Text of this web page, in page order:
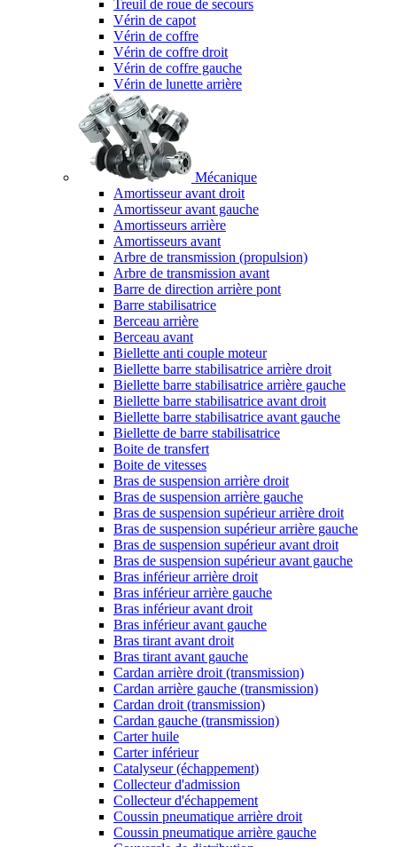
Treuil de roue de secours
Vérin de capot
Vérin de coffre
Vérin de coffre droit
Vérin de coffre gauche
Vérin de lunette arrière
Mécanique
Amortisseur avant droit
Amortisseur avant gauche
Amortisseurs arrière
Amortisseurs avant
Arbre de transmission (propulsion)
Arbre de transmission avant
Barre de direction arrière pont
Barre stabilisatrice
Berceau arrière
Berceau avant
Biellette anti couple moteur
Biellette barre stabilisatrice arrière droit
Biellette barre stabilisatrice arrière gauche
Biellette barre stabilisatrice avant droit
Biellette barre stabilisatrice avant gauche
Biellette de barre stabilisatrice
Boite de transfert
Boite de vitesses
Bras de suspension arrière droit
Bras de suspension arrière gauche
Bras de suspension supérieur arrière droit
Bras de suspension supérieur arrière gauche
Bras de suspension supérieur avant droit
Bras de suspension supérieur avant gauche
Bras inférieur arrière droit
Bras inférieur arrière gauche
Bras inférieur avant droit
Bras inférieur avant gauche
Bras tirant avant droit
Bras tirant avant gauche
Cardan arrière droit (transmission)
Cardan arrière gauche (transmission)
Cardan droit (transmission)
Cardan gauche (transmission)
Carter huile
Carter inférieur
Catalyseur (échappement)
Collecteur d'admission
Collecteur d'échappement
Coussin pneumatique arrière droit
Coussin pneumatique arrière gauche